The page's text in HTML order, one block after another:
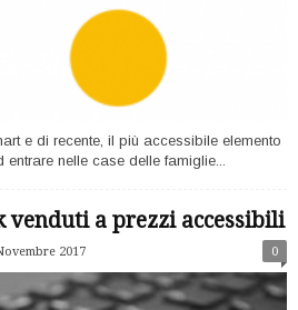
e di recente, il più accessibile elemento
nelle case delle famiglie...
a prezzi accessibili
2017 0